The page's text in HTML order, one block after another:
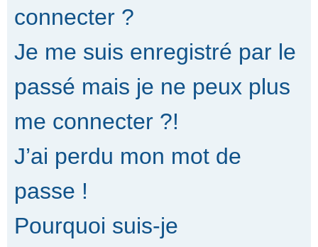
connecter ?
Je me suis enregistré par le
passé mais je ne peux plus
me connecter ?!
J’ai perdu mon mot de
passe !
Pourquoi suis-je